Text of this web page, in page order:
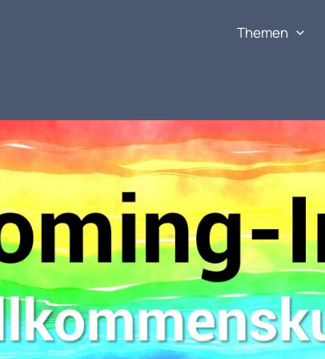
Themen